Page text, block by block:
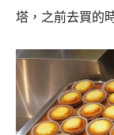
塔，之前去買的